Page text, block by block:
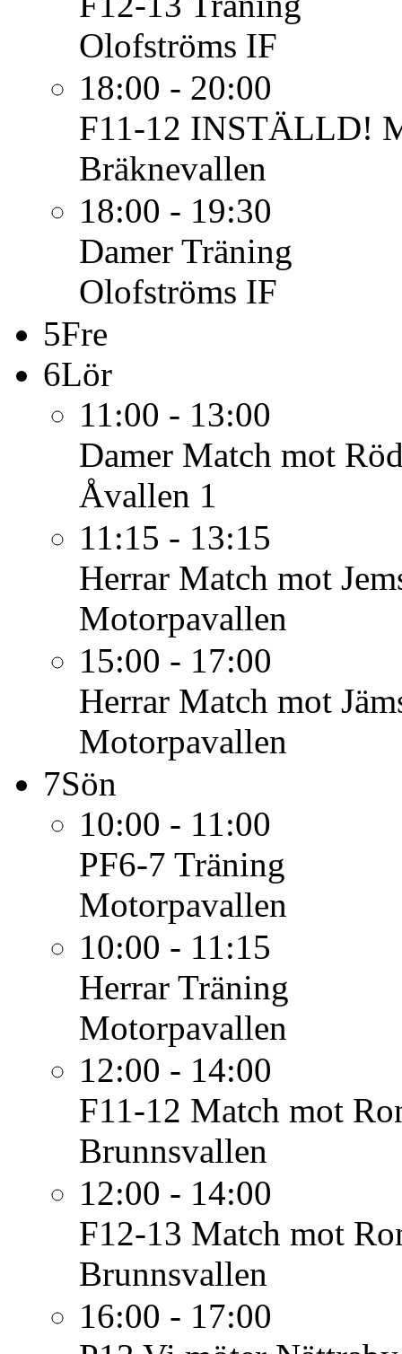
Olofströms IF
18:00 - 20:00
F11-12 INSTÄLLD!
Bräknevallen
18:00 - 19:30
Damer Träning
Olofströms IF
5Fre
6Lör
11:00 - 13:00
Damer Match mot
Åvallen 1
11:15 - 13:15
Herrar Match mot
Motorpavallen
15:00 - 17:00
Herrar Match mot
Motorpavallen
7Sön
10:00 - 11:00
PF6-7 Träning
Motorpavallen
10:00 - 11:15
Herrar Träning
Motorpavallen
12:00 - 14:00
F11-12 Match mot
Brunnsvallen
12:00 - 14:00
F12-13 Match mot
Brunnsvallen
16:00 - 17:00